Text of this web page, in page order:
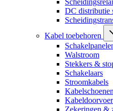
DC distributie
Kabel toebehoren
Walstroom
Stekkers &
Schakelaars
Stroomkabels
Kabelschoenen
Zekeringen &